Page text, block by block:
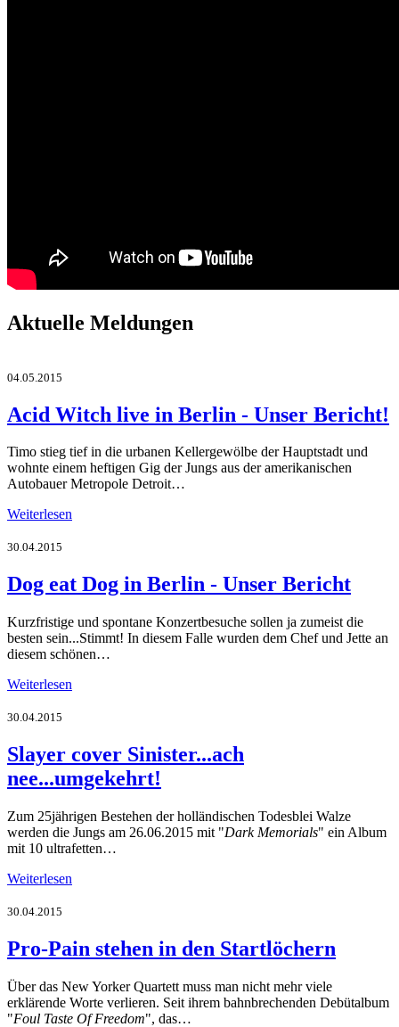
Aktuelle Meldungen
04.05.2015
Acid Witch live in Berlin - Unser Bericht!
Timo stieg tief in die urbanen Kellergewölbe der Hauptstadt und
wohnte einem heftigen Gig der Jungs aus der amerikanischen
Autobauer Metropole Detroit…
Weiterlesen
30.04.2015
Dog eat Dog in Berlin - Unser Bericht
Kurzfristige und spontane Konzertbesuche sollen ja zumeist die
besten sein...Stimmt! In diesem Falle wurden dem Chef und Jette an
diesem schönen…
Weiterlesen
30.04.2015
Slayer cover Sinister...ach
nee...umgekehrt!
Zum 25jährigen Bestehen der holländischen Todesblei Walze
werden die Jungs am 26.06.2015 mit "Dark Memorials" ein Album
mit 10 ultrafetten…
Weiterlesen
30.04.2015
Pro-Pain stehen in den Startlöchern
Über das New Yorker Quartett muss man nicht mehr viele
erklärende Worte verlieren. Seit ihrem bahnbrechenden Debütalbum
"Foul Taste Of Freedom", das…